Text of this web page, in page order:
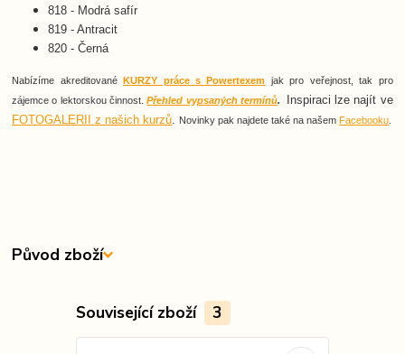
818 - Modrá safír
819 - Antracit
820 - Černá
Nabízíme akreditovanéKURZY práce s Powertexem jak pro veřejnost, tak pro
zájemce o lektorskou činnost.Přehled vypsaných termínů. Inspiraci lze najít ve
FOTOGALERII z našich kurzů. Novinky pak najdete také na našemFacebooku
Původ zboží
Související zboží 3